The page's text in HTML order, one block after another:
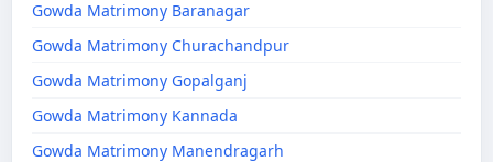
Gowda Matrimony Baranagar
Gowda Matrimony Churachandpur
Gowda Matrimony Gopalganj
Gowda Matrimony Kannada
Gowda Matrimony Manendragarh